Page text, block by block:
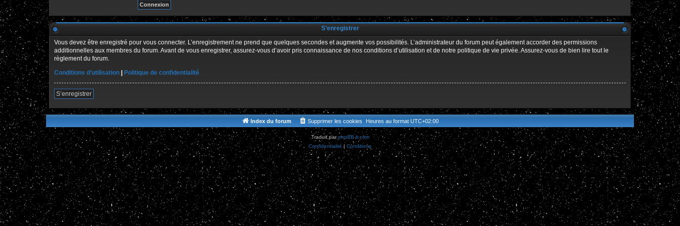
S’enregistrer
Vous devez être enregistré pour vous connecter. L’enregistrement ne prend que quelques secondes et augmente vos possibilités. L’administrateur du forum peut également accorder des permissions
additionnelles aux membres du forum. Avant de vous enregistrer, assurez-vous d’avoir pris connaissance de nos conditions d’utilisation et de notre politique de vie privée. Assurez-vous de bien lire tout le
règlement du forum.
Conditions d’utilisation
Politique de confidentialité
S’enregistrer
Index du forum Heures au format UTC+02:00
Supprimer les cookies
Traduit parphpBB-fr.com
Confidentialité | Conditions